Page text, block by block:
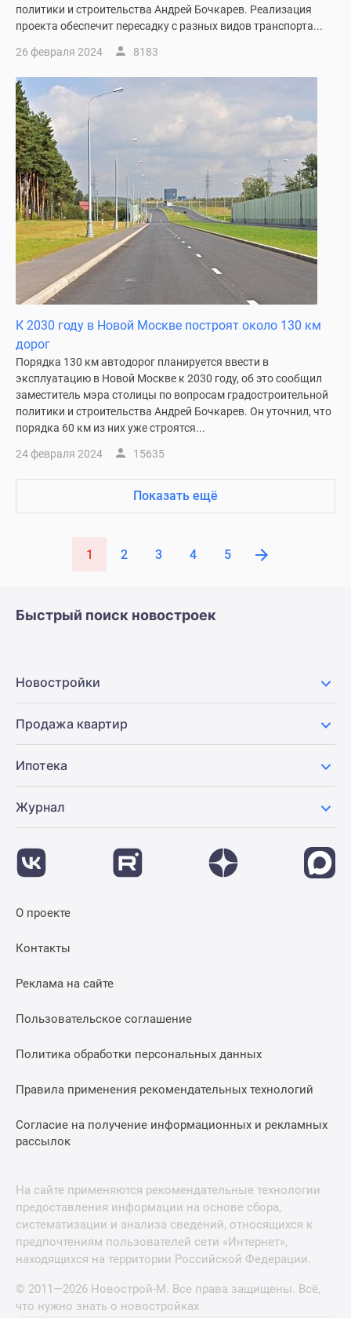
политики и строительства Андрей Бочкарев. Реализация
проекта обеспечит пересадку с разных видов транспорта...
26 февраля 2024 8183
К 2030 году в Новой Москве построят около 130 км
дорог
Порядка 130 км автодорог планируется ввести в
эксплуатацию в Новой Москве к 2030 году, об это сообщил
заместитель мэра столицы по вопросам градостроительной
политики и строительства Андрей Бочкарев. Он уточнил, что
порядка 60 км из них уже строятся...
24 февраля 2024 15635
Показать ещё
1 2 3 4 5
Быстрый поиск новостроек
Новостройки
Продажа квартир
Ипотека
Журнал
О проекте
Контакты
Реклама на сайте
Пользовательское соглашение
Политика обработки персональных данных
Правила применения рекомендательных технологий
Согласие на получение информационных и рекламных
рассылок
На сайте применяются рекомендательные технологии
предоставления информации на основе сбора,
систематизации и анализа сведений, относящихся к
предпочтениям пользователей сети «Интернет»,
находящихся на территории Российской Федерации.
© 2011—2026 Новострой-М. Все права защищены. Всё,
что нужно знать о новостройках